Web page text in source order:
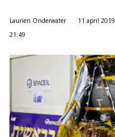
Laurien Onderwater
11 april 2019
21:49